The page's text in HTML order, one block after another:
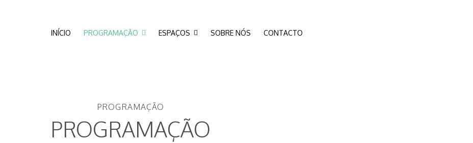
INÍCIO PROGRAMAÇÃO ESPAÇOS SOBRE NÓS CONTACTO
PROGRAMAÇÃO
PROGRAMAÇÃO